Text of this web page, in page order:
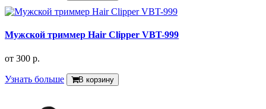
Мужской триммер Hair Clipper VBT-999
от 300 р.
Узнать больше В корзину